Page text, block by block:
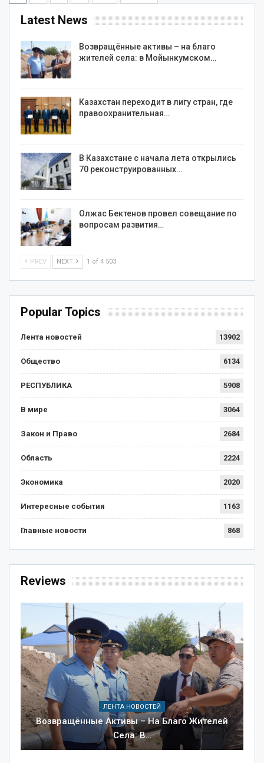
Latest News
Возвращённые активы – на благо
жителей села: в Мойынкумском…
Казахстан переходит в лигу стран, где
правоохранительная…
В Казахстане с начала лета открылись
70 реконструированных…
Олжас Бектенов провел совещание по
вопросам развития…
PREV NEXT 1 of 4 503
Popular Topics
Лента новостей 13902
Общество 6134
РЕСПУБЛИКА 5908
В мире 3064
Закон и Право 2684
Область 2224
Экономика 2020
Интересные события 1163
Главные новости 868
Reviews
ЛЕНТА НОВОСТЕЙ
Возвращённые Активы – На Благо Жителей
Села: В…